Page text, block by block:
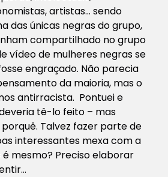
artistas… sendo
das únicas negras do grupo,
compartilhado no grupo
vídeo de mulheres negras se
engraçado. Não parecia
da maioria, mas o
antirracista. Pontuei e
tê-lo feito – mas
Talvez fazer parte de
interessantes mexa com a
é mesmo? Preciso elaborar